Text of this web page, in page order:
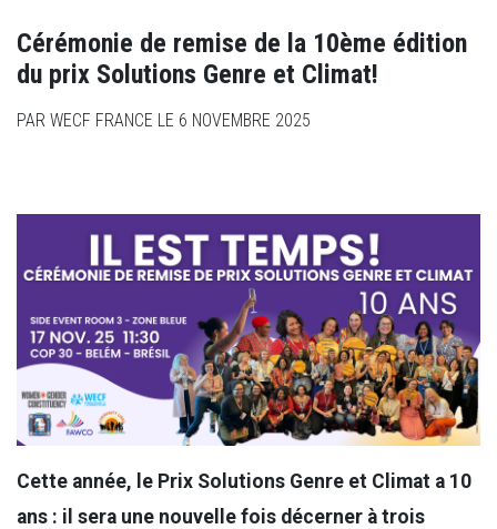
search
Cérémonie de remise de la 10ème édition
du prix Solutions Genre et Climat!
PAR WECF FRANCE LE 6 NOVEMBRE 2025
Cette année, le Prix Solutions Genre et Climat a 10
ans : il sera une nouvelle fois décerner à trois